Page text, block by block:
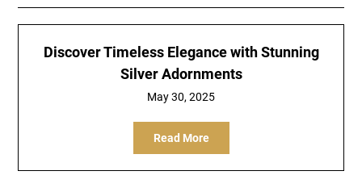
Discover Timeless Elegance with Stunning
Silver Adornments
May 30, 2025
Read More